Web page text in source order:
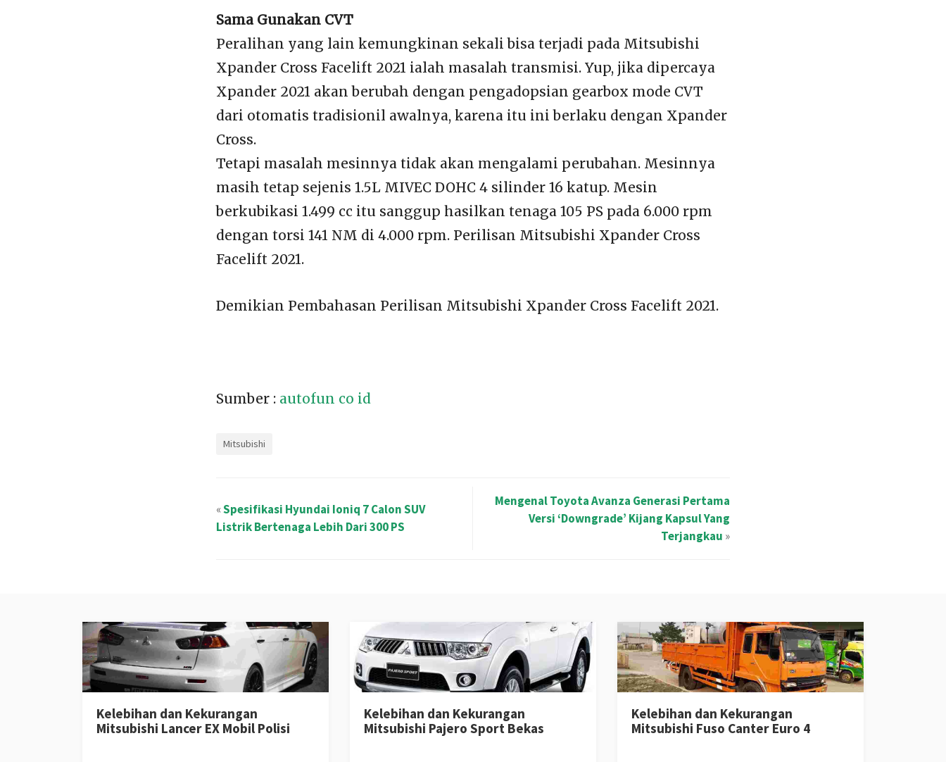
Sama Gunakan CVT
Peralihan yang lain kemungkinan sekali bisa terjadi pada Mitsubishi
Xpander Cross Facelift 2021 ialah masalah transmisi. Yup, jika dipercaya
Xpander 2021 akan berubah dengan pengadopsian gearbox mode CVT
dari otomatis tradisionil awalnya, karena itu ini berlaku dengan Xpander
Cross.
Tetapi masalah mesinnya tidak akan mengalami perubahan. Mesinnya
masih tetap sejenis 1.5L MIVEC DOHC 4 silinder 16 katup. Mesin
berkubikasi 1.499 cc itu sanggup hasilkan tenaga 105 PS pada 6.000 rpm
dengan torsi 141 NM di 4.000 rpm. Perilisan Mitsubishi Xpander Cross
Facelift 2021.
Demikian Pembahasan Perilisan Mitsubishi Xpander Cross Facelift 2021.
Sumber : autofun co id
Mitsubishi
«Spesifikasi Hyundai Ioniq 7 Calon SUV
Listrik Bertenaga Lebih Dari 300 PS
Mengenal Toyota Avanza Generasi Pertama
Versi ‘Downgrade’ Kijang Kapsul Yang
Terjangkau »
Kelebihan dan Kekurangan
Mitsubishi Lancer EX Mobil Polisi
Kelebihan dan Kekurangan
Mitsubishi Pajero Sport Bekas
Kelebihan dan Kekurangan
Mitsubishi Fuso Canter Euro 4